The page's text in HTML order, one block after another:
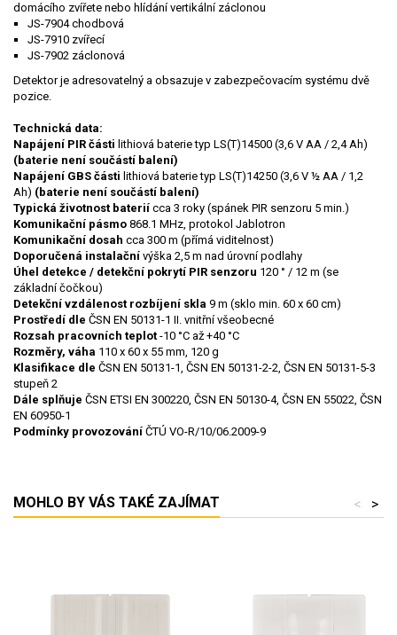
domácího zvířete nebo hlídání vertikální záclonou
JS-7904 chodbová
JS-7910 zvířecí
JS-7902 záclonová
Detektor je adresovatelný a obsazuje v zabezpečovacím systému dvě
pozice.
Technická data:
Napájení PIR části lithiová baterie typ LS(T)14500 (3,6 V AA / 2,4 Ah)
(baterie není součástí balení)
Napájení GBS části lithiová baterie typ LS(T)14250 (3,6 V ½ AA / 1,2
Ah) (baterie není součástí balení)
Typická životnost baterií cca 3 roky (spánek PIR senzoru 5 min.)
Komunikační pásmo 868.1 MHz, protokol Jablotron
Komunikační dosah cca 300 m (přímá viditelnost)
Doporučená instalační výška 2,5 m nad úrovní podlahy
Úhel detekce / detekční pokrytí PIR senzoru 120 ° / 12 m (se
základní čočkou)
Detekční vzdálenost rozbíjení skla 9 m (sklo min. 60 x 60 cm)
Prostředí dle ČSN EN 50131-1 II. vnitřní všeobecné
Rozsah pracovních teplot -10 °C až +40 °C
Rozměry, váha 110 x 60 x 55 mm, 120 g
Klasifikace dle ČSN EN 50131-1, ČSN EN 50131-2-2, ČSN EN 50131-5-3
stupeň 2
Dále splňuje ČSN ETSI EN 300220, ČSN EN 50130-4, ČSN EN 55022, ČSN
EN 60950-1
Podmínky provozování ČTÚ VO-R/10/06.2009-9
MOHLO BY VÁS TAKÉ ZAJÍMAT >
<